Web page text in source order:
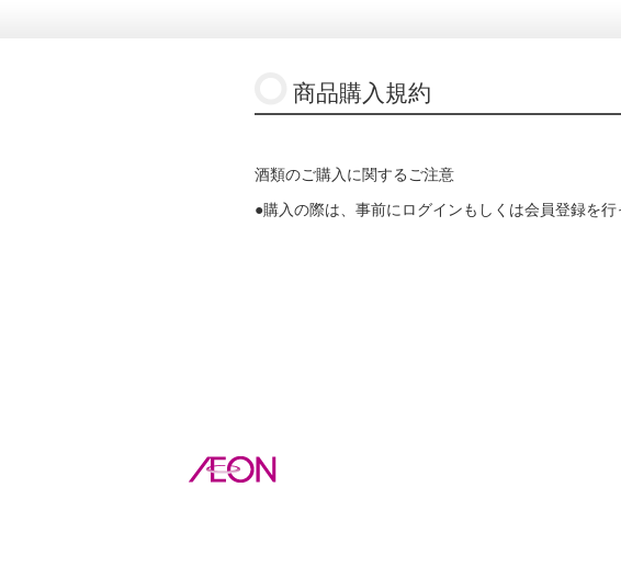
商品購入規約
酒類のご購入に関するご注意
●購入の際は、事前にログインもしくは会員登録を